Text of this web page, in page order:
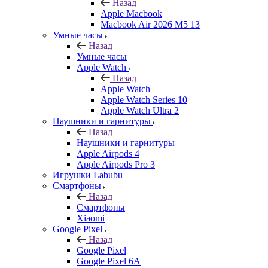
Назад
Apple Macbook
Macbook Air 2026 M5 13
Умные часы
Назад
Умные часы
Apple Watch
Назад
Apple Watch
Apple Watch Series 10
Apple Watch Ultra 2
Наушники и гарнитуры
Назад
Наушники и гарнитуры
Apple Airpods 4
Apple Airpods Pro 3
Игрушки Labubu
Смартфоны
Назад
Смартфоны
Xiaomi
Google Pixel
Назад
Google Pixel
Google Pixel 6A